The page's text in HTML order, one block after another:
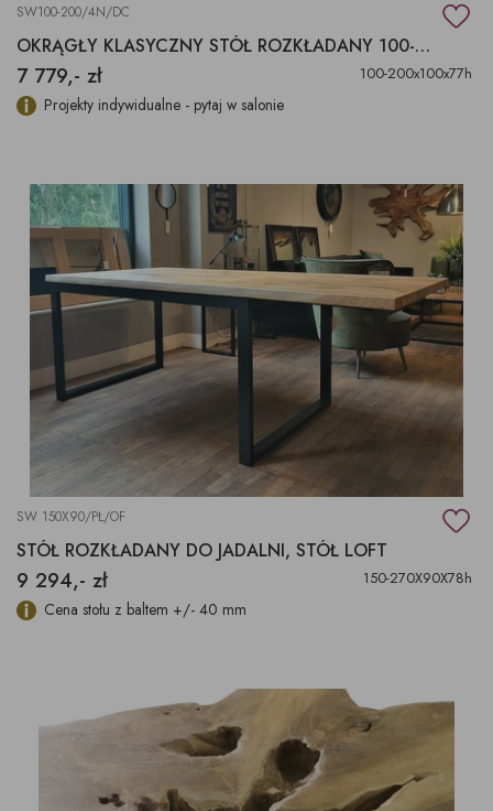
SW100-200/4N/DC
OKRĄGŁY KLASYCZNY STÓŁ ROZKŁADANY 100-200X100X77H
7 779,- zł 100-200x100x77h
Projekty indywidualne - pytaj w salonie
SW 150X90/PŁ/OF
STÓŁ ROZKŁADANY DO JADALNI, STÓŁ LOFT
9 294,- zł 150-270X90X78h
Cena stołu z baltem +/- 40 mm